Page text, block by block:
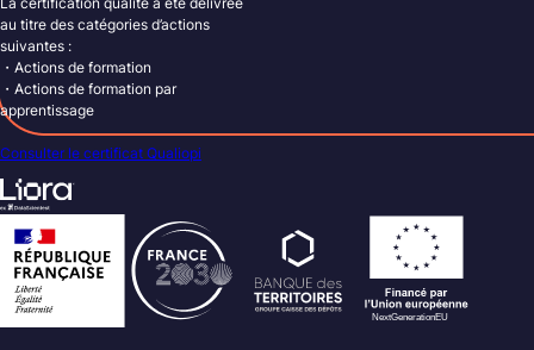
au titre des catégories d’actions
suivantes :
・Actions de formation
・Actions de formation par
apprentissage
Consulter le certificat Qualiopi